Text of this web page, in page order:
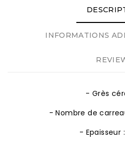
INFORMATIONS
- Grès
- Nombre de
- Epaisseur